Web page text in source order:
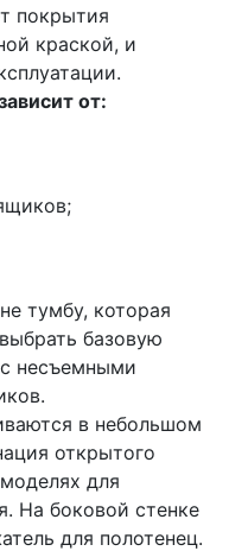
покрытия
краской, и
от:
тумбу, которая
базовую
несъемными
в небольшом
открытого
для
На боковой стенке
для полотенец.